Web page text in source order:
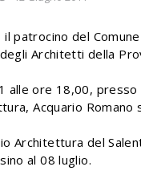
il patrocino del
Architetti della
alle ore 18,00, presso
Acquario Romano
Architettura del
al 08 luglio.